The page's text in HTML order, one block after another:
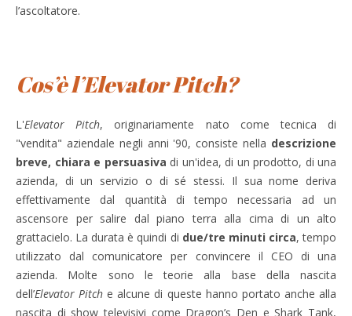
l’ascoltatore.
Cos’è l’Elevator Pitch?
L'Elevator Pitch, originariamente nato come tecnica di
"vendita" aziendale negli anni '90, consiste nella descrizione
breve, chiara e persuasiva di un'idea, di un prodotto, di una
azienda, di un servizio o di sé stessi. Il sua nome deriva
effettivamente dal quantità di tempo necessaria ad un
ascensore per salire dal piano terra alla cima di un alto
grattacielo. La durata è quindi di due/tre minuti circa, tempo
utilizzato dal comunicatore per convincere il CEO di una
azienda. Molte sono le teorie alla base della nascita
dell’Elevator Pitch e alcune di queste hanno portato anche alla
nascita di show televisivi come Dragon’s Den e Shark Tank,